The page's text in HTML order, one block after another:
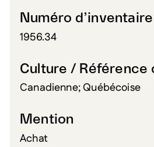
Numéro d’inventaire
1956.34
Culture / Référence
Canadienne; Québécoise
Mention
Achat